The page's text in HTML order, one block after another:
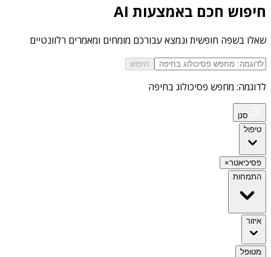
חיפוש חכם באמצעות AI
שאלו בשפה חופשית ונמצא עבורכם מומחים ומאמרים רלוונטיים
חיפוש
לדוגמה: מחפש פסיכולוג בחיפה
סנן
טיפול
פסיכיאטר×
התמחות
איזור
מטופל